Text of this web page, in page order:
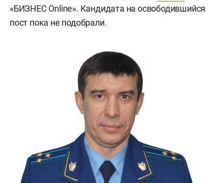
«БИЗНЕС Online». Кандидата на освободившийся
пост пока не подобрали.